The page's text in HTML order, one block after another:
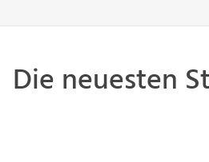
Die neuesten